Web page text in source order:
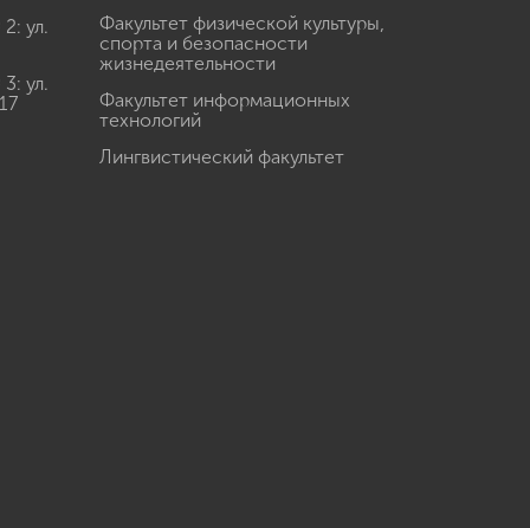
ул.
ул.
Факультет физической культуры,
спорта и безопасности
жизнедеятельности
Факультет информационных
технологий
Лингвистический факультет